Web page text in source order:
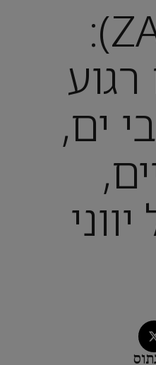
(ZAKYNTHOS):
רגוע
ים,